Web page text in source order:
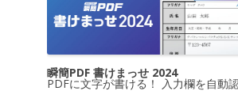
瞬簡PDF 書けまっせ 2024
PDFに文字が書ける！ 入力欄を自動